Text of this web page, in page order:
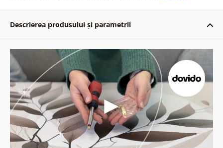
Descrierea produsului și parametrii